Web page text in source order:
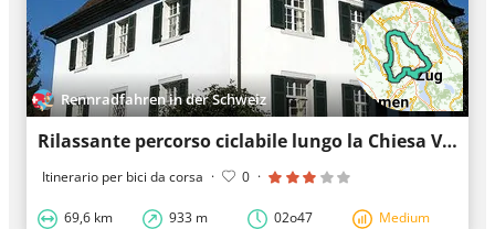
Rennradfahren in der Schweiz
Rilassante percorso ciclabile lungo la Chiesa Vecchia
Itinerario per bici da corsa · 0 ·
69,6 km 933 m 02o47 Medium